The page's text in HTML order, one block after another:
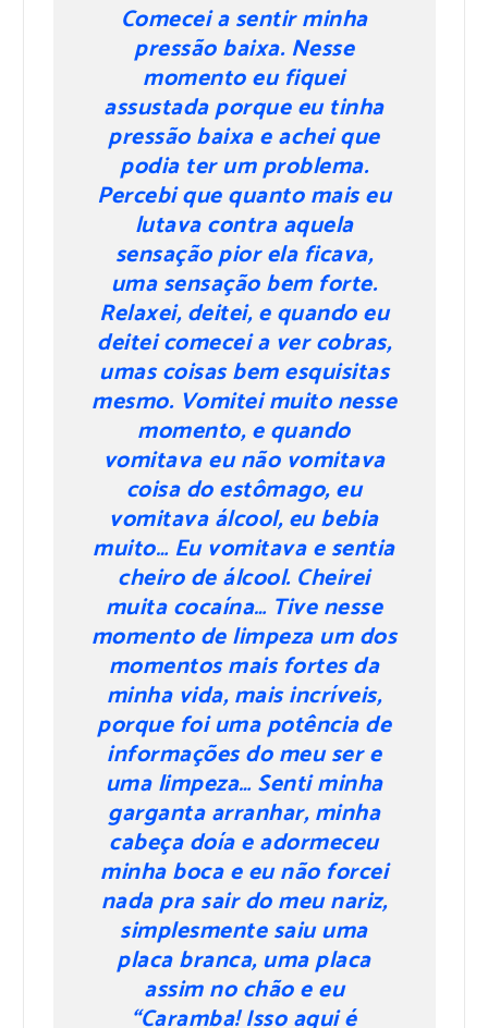
Comecei a sentir minha
pressão baixa. Nesse
momento eu fiquei
assustada porque eu tinha
pressão baixa e achei que
podia ter um problema.
Percebi que quanto mais eu
lutava contra aquela
sensação pior ela ficava,
uma sensação bem forte.
Relaxei, deitei, e quando eu
deitei comecei a ver cobras,
umas coisas bem esquisitas
mesmo. Vomitei muito nesse
momento, e quando
vomitava eu não vomitava
coisa do estômago, eu
vomitava álcool, eu bebia
muito… Eu vomitava e sentia
cheiro de álcool. Cheirei
muita cocaína… Tive nesse
momento de limpeza um dos
momentos mais fortes da
minha vida, mais incríveis,
porque foi uma potência de
informações do meu ser e
uma limpeza… Senti minha
garganta arranhar, minha
cabeça doía e adormeceu
minha boca e eu não forcei
nada pra sair do meu nariz,
simplesmente saiu uma
placa branca, uma placa
assim no chão e eu
“Caramba! Isso aqui é